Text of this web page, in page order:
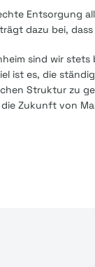
Entsorgung
dazu bei,
sind wir
ist es, die
Struktur zu
Zukunft von